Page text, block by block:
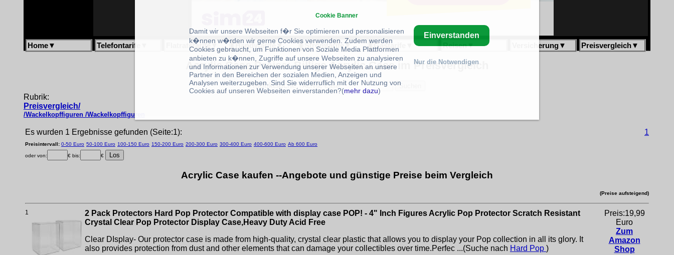
Home▼ Telefontarife Flatratetarife▼ Handytarife ▼ Stromtarife▼ Gastarife Reisen▼ Versicherung▼ Preisvergleich▼
Acrylic Case Preise: Billige Acrylic Case im Preisvergleich
Produktsuche:
Rubrik:
Preisvergleich/
/Wackelkopffiguren /Wackelkopffiguren
Es wurden 1 Ergebnisse gefunden (Seite:1): 1
Preisintervall: 0-50 Euro 50-100 Euro 100-150 Euro 150-200 Euro 200-300 Euro 300-400 Euro 400-600 Euro Ab 600 Euro
oder von: € bis: €
Acrylic Case kaufen --Angebote und günstige Preise beim Vergleich
(Preise aufsteigend)
1
2 Pack Protectors Hard Pop Protector Compatible with display case POP! - 4" Inch Figures Acrylic Pop Protector Scratch Resistant
Crystal Clear Pop Protector Display Case,Heavy Duty Acid Free
Clear DIsplay- Our protector case is made from high-quality, crystal clear plastic that allows you to display your Pop collection in all its glory. It
also provides protection from dust and other elements that can damage your collectibles over time.Perfec ...(Suche nach Hard Pop )
Preis:19,99
Euro
Zum
Amazon
Shop
Cookie Banner
Damit wir unsere Webseiten f�r Sie optimieren und personalisieren
k�nnen w�rden wir gerne Cookies verwenden. Zudem werden
Cookies gebraucht, um Funktionen von Soziale Media Plattformen
anbieten zu k�nnen, Zugriffe auf unsere Webseiten zu analysieren
und Informationen zur Verwendung unserer Webseiten an unsere
Partner in den Bereichen der sozialen Medien, Anzeigen und
Analysen weiterzugeben. Sind Sie widerruflich mit der Nutzung von
Cookies auf unseren Webseiten einverstanden?(mehr dazu)
Einverstanden
Nur die Notwendigen